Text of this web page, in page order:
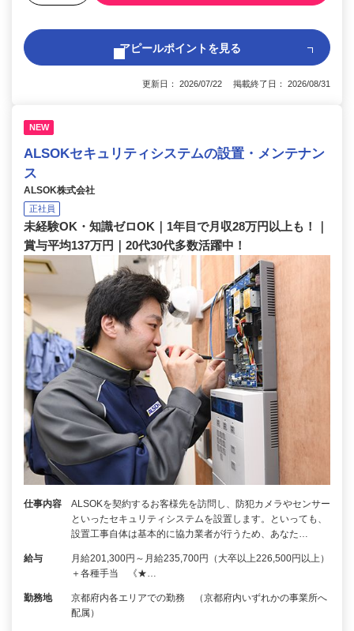
アピールポイントを見る
更新日： 2026/07/22 掲載終了日： 2026/08/31
NEW
ALSOKセキュリティシステムの設置・メンテナン
ス
ALSOK株式会社
正社員
未経験OK・知識ゼロOK｜1年目で月収28万円以上も！｜
賞与平均137万円｜20代30代多数活躍中！
仕事内容
ALSOKを契約するお客様先を訪問し、防犯カメラやセンサー
といったセキュリティシステムを設置します。といっても、
設置工事自体は基本的に協力業者が行うため、あなた…
給与
月給201,300円～月給235,700円（大卒以上226,500円以上）
＋各種手当 《★…
勤務地
京都府内各エリアでの勤務 （京都府内いずれかの事業所へ
配属）